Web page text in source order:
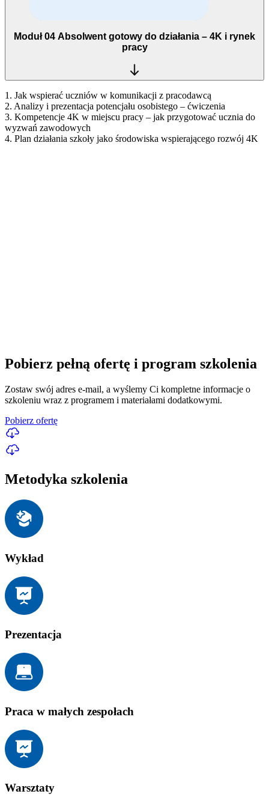
Moduł 04 Absolwent gotowy do działania – 4K i rynek
pracy
1. Jak wspierać uczniów w komunikacji z pracodawcą
2. Analizy i prezentacja potencjału osobistego – ćwiczenia
3. Kompetencje 4K w miejscu pracy – jak przygotować ucznia do
wyzwań zawodowych
4. Plan działania szkoły jako środowiska wspierającego rozwój 4K
Pobierz pełną ofertę i program szkolenia
Zostaw swój adres e-mail, a wyślemy Ci kompletne informacje o
szkoleniu wraz z programem i materiałami dodatkowymi.
Pobierz ofertę
Metodyka szkolenia
Wykład
Prezentacja
Praca w małych zespołach
Warsztaty